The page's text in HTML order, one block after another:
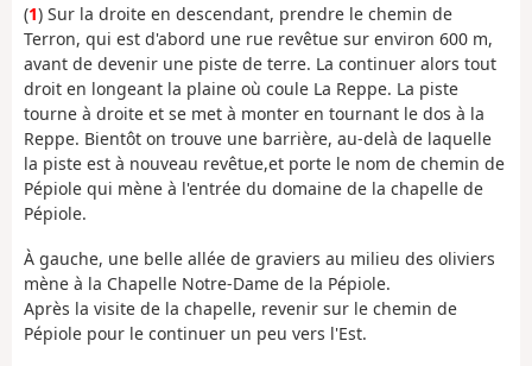
(1) Sur la droite en descendant, prendre le chemin de
Terron, qui est d'abord une rue revêtue sur environ 600 m,
avant de devenir une piste de terre. La continuer alors tout
droit en longeant la plaine où coule La Reppe. La piste
tourne à droite et se met à monter en tournant le dos à la
Reppe. Bientôt on trouve une barrière, au-delà de laquelle
la piste est à nouveau revêtue,et porte le nom de chemin de
Pépiole qui mène à l'entrée du domaine de la chapelle de
Pépiole.
À gauche, une belle allée de graviers au milieu des oliviers
mène à la Chapelle Notre-Dame de la Pépiole.
Après la visite de la chapelle, revenir sur le chemin de
Pépiole pour le continuer un peu vers l'Est.